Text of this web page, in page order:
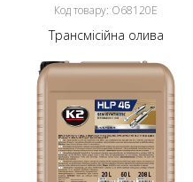
Код товару: O68120E
Трансмісійна олива